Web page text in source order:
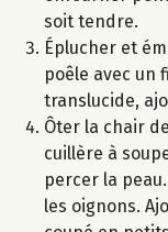
soit tendre.
Éplucher et
poêle avec un
translucide,
Ôter la chair
cuillère à
percer la
les oignons.